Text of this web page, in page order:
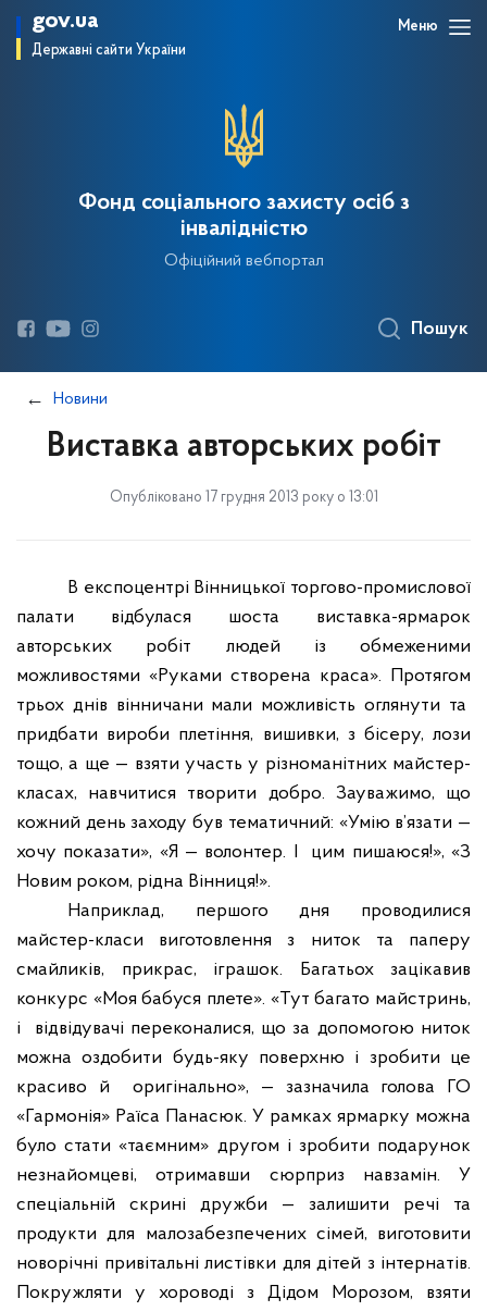
gov.ua
Державні сайти України
Меню
Фонд соціального захисту осіб з
інвалідністю
Офіційний вебпортал
Пошук
Новини
Виставка авторських робіт
Опубліковано 17 грудня 2013 року о 13:01
В експоцентрі Вінницької торгово-промислової
палати відбулася шоста виставка-ярмарок
авторських робіт людей із обмеженими
можливостями «Руками створена краса». Протягом
трьох днів вінничани мали можливість оглянути та
придбати вироби плетіння, вишивки, з бісеру, лози
тощо, а ще — взяти участь у різноманітних майстер-
класах, навчитися творити добро. Зауважимо, що
кожний день заходу був тематичний: «Умію в’язати —
хочу показати», «Я — волонтер. І цим пишаюся!», «З
Новим роком, рідна Вінниця!».
Наприклад, першого дня проводилися
майстер-класи виготовлення з ниток та паперу
смайликів, прикрас, іграшок. Багатьох зацікавив
конкурс «Моя бабуся плете». «Тут багато майстринь,
і відвідувачі переконалися, що за допомогою ниток
можна оздобити будь-яку поверхню і зробити це
красиво й оригінально», — зазначила голова ГО
«Гармонія» Раїса Панасюк. У рамках ярмарку можна
було стати «таємним» другом і зробити подарунок
незнайомцеві, отримавши сюрприз навзамін. У
спеціальній скрині дружби — залишити речі та
продукти для малозабезпечених сімей, виготовити
новорічні привітальні листівки для дітей з інтернатів.
Покружляти у хороводі з Дідом Морозом, взяти